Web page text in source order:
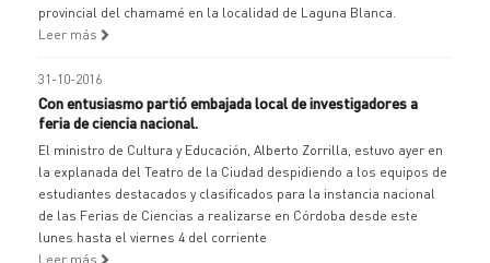
provincial del chamamé en la localidad de Laguna Blanca.
Leer más
31-10-2016
Con entusiasmo partió embajada local de investigadores a
feria de ciencia nacional.
El ministro de Cultura y Educación, Alberto Zorrilla, estuvo ayer en
la explanada del Teatro de la Ciudad despidiendo a los equipos de
estudiantes destacados y clasificados para la instancia nacional
de las Ferias de Ciencias a realizarse en Córdoba desde este
lunes hasta el viernes 4 del corriente
Leer más